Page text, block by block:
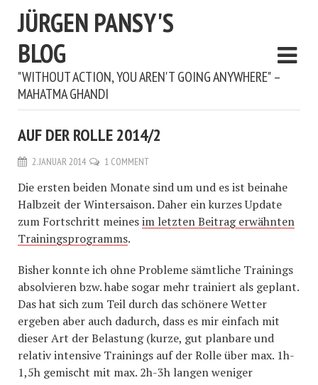
JÜRGEN PANSY'S
BLOG
"WITHOUT ACTION, YOU AREN'T GOING ANYWHERE" –
MAHATMA GHANDI
AUF DER ROLLE 2014/2
2. JANUAR 2014 1 COMMENT
Die ersten beiden Monate sind um und es ist beinahe
Halbzeit der Wintersaison. Daher ein kurzes Update
zum Fortschritt meinesim letzten Beitrag erwähnten
Trainingsprogramms.
Bisher konnte ich ohne Probleme sämtliche Trainings
absolvieren bzw. habe sogar mehr trainiert als geplant.
Das hat sich zum Teil durch das schönere Wetter
ergeben aber auch dadurch, dass es mir einfach mit
dieser Art der Belastung (kurze, gut planbare und
relativ intensive Trainings auf der Rolle über max. 1h-
1,5h gemischt mit max. 2h-3h langen weniger